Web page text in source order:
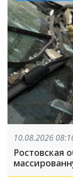
10.08.2026
Ростовская